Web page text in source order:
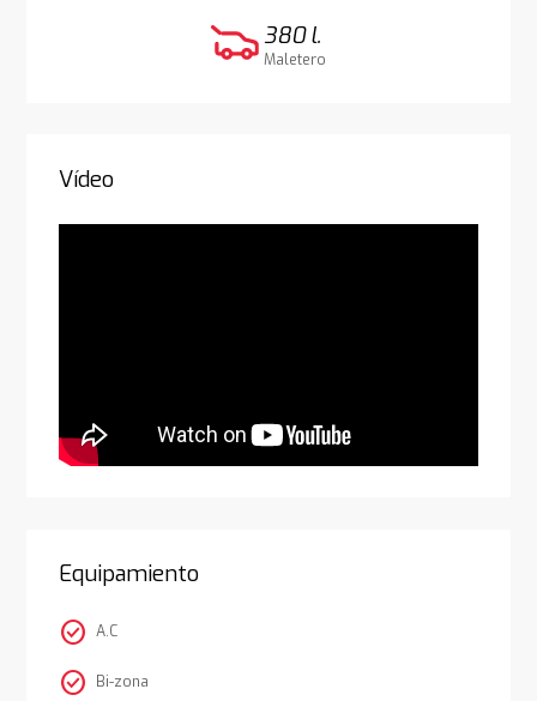
380 l.
Maletero
Vídeo
Equipamiento
check_circle A.C
check_circle Bi-zona